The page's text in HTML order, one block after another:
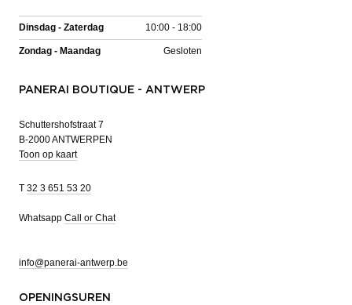
Dinsdag - Zaterdag 10:00 - 18:00
Zondag - Maandag Gesloten
PANERAI BOUTIQUE - ANTWERP
Schuttershofstraat 7
B-2000 ANTWERPEN
Toon op kaart
T 32 3 651 53 20
Whatsapp Call or Chat
info@panerai-antwerp.be
OPENINGSUREN